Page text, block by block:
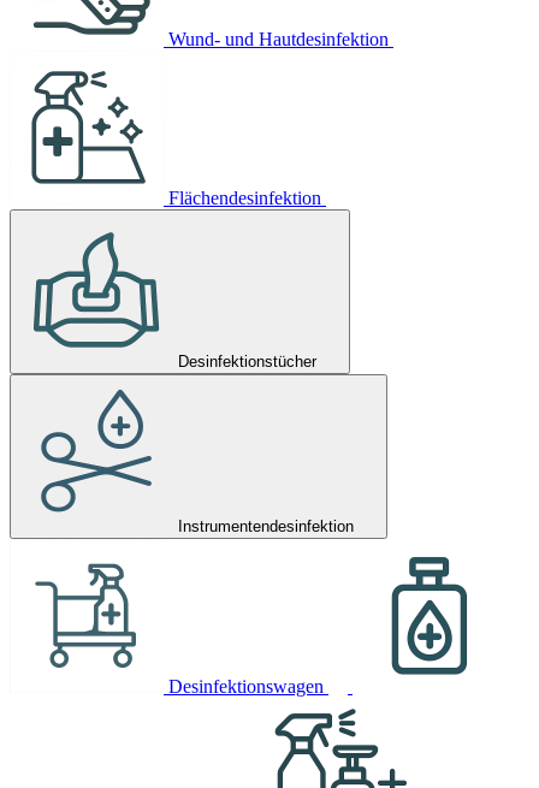
Wund- und Hautdesinfektion
Flächendesinfektion
Desinfektionstücher
Instrumentendesinfektion
Desinfektionswagen